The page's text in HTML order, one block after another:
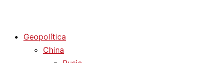
Geopolítica
China